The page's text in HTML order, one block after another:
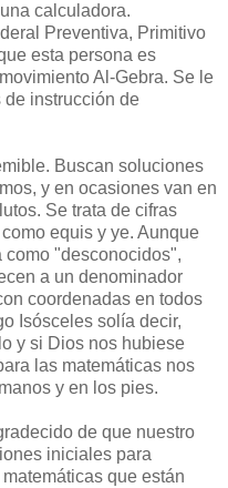
calculadora.
Preventiva, Primitivo
esta persona es
Al-Gebra. Se le
de instrucción de
Buscan soluciones
y en ocasiones van en
Se trata de cifras
equis y ye. Aunque
"desconocidos",
a un denominador
coordenadas en todos
Isósceles solía decir,
y si Dios nos hubiese
las matemáticas nos
y en los pies.
de que nuestro
iniciales para
que están